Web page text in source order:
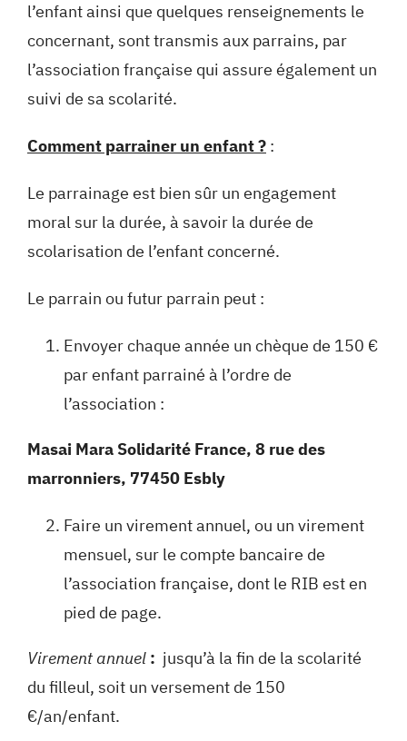
l’enfant ainsi que quelques renseignements le
concernant, sont transmis aux parrains, par
l’association française qui assure également un
suivi de sa scolarité.
Comment parrainer un enfant ?:
Le parrainage est bien sûr un engagement
moral sur la durée, à savoir la durée de
scolarisation de l’enfant concerné.
Le parrain ou futur parrain peut :
Envoyer chaque année un chèque de 150 €
par enfant parrainé à l’ordre de
l’association :
Masai Mara Solidarité France, 8 rue des
marronniers, 77450 Esbly
Faire un virement annuel, ou un virement
mensuel, sur le compte bancaire de
l’association française, dont le RIB est en
pied de page.
Virement annuel: jusqu’à la fin de la scolarité
du filleul, soit un versement de 150
€/an/enfant.